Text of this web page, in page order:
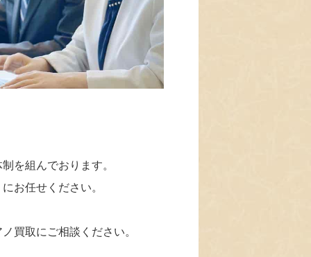
を組んでおります。
お任せください。
買取にご相談ください。